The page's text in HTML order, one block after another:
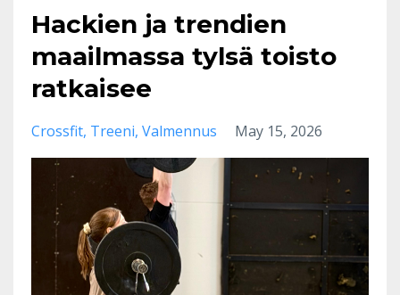
Hackien ja trendien
maailmassa tylsä toisto
ratkaisee
Crossfit Treeni Valmennus May 15, 2026